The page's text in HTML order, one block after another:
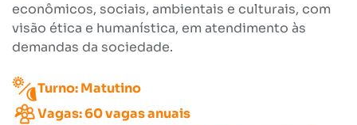
econômicos, sociais, ambientais e culturais, com
visão ética e humanística, em atendimento às
demandas da sociedade.
Turno: Matutino
Vagas: 60 vagas anuais